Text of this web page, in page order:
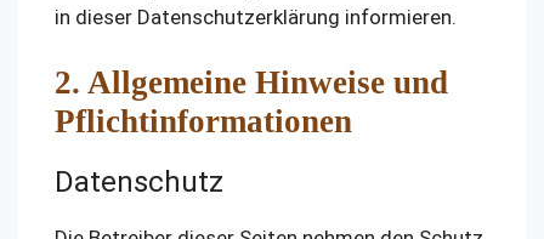
in dieser Datenschutzerklärung informieren.
2. Allgemeine Hinweise und
Pflichtinformationen
Datenschutz